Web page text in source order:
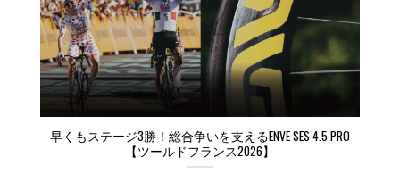
早くもステージ3勝！総合争いを支えるENVE SES 4.5 PRO
【ツールドフランス2026】